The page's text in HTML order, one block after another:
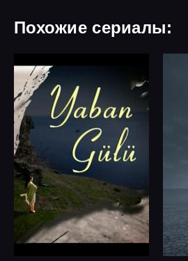
Похожие сериалы: